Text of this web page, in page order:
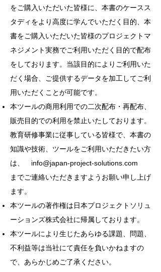
をご購入いただいた皆様に、本書のケースス
タディをより高度に学んでいただく目的、本
書をご購入いただいた皆様のプロジェクトマ
ネジメント実務でご利用いただく目的で配布
をしております。当該目的によりご利用いた
だく場合、ご提供するデータを加工してご利
用いただくことが可能です。
本ツールの商用利用での二次配布・再配布、
販売目的での利用を禁止いたしております。
教育研修事業に従事している皆様で、本書の
知識や技術、ツールをご利用いただきたい方
は、 info@japan-project-solutions.com
までご連絡いただきますようお願い申し上げ
ます。
本ツールの著作権は日本プロジェクトソリュ
ーションズ株式会社に帰属しております。
本ツールにより生じたあらゆる課題、問題、
不利益等は当社にて責任を負いかねますの
で、あらかじめご了承ください。